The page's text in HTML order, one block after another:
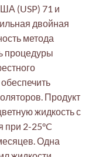
(USP) 71 и
двойная
метода
процедуры
Продукт
жидкость с
при 2-25°C
Одна